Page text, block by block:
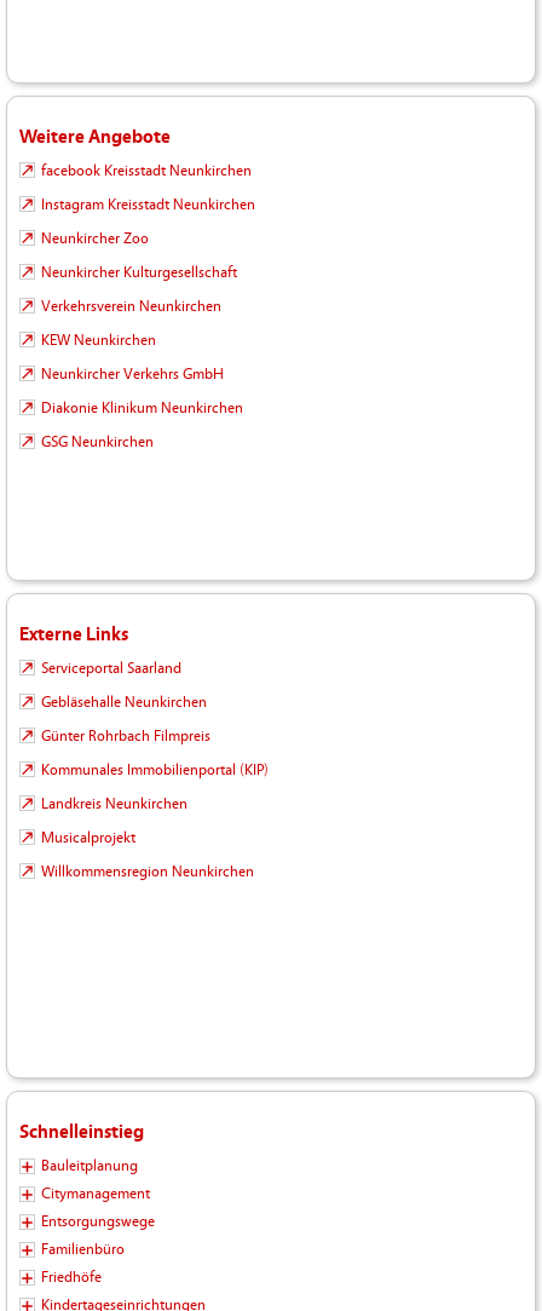
Weitere Angebote
facebook Kreisstadt Neunkirchen
Instagram Kreisstadt Neunkirchen
Neunkircher Zoo
Neunkircher Kulturgesellschaft
Verkehrsverein Neunkirchen
KEW Neunkirchen
Neunkircher Verkehrs GmbH
Diakonie Klinikum Neunkirchen
GSG Neunkirchen
Externe Links
Serviceportal Saarland
Gebläsehalle Neunkirchen
Günter Rohrbach Filmpreis
Kommunales Immobilienportal (KIP)
Landkreis Neunkirchen
Musicalprojekt
Willkommensregion Neunkirchen
Schnelleinstieg
Bauleitplanung
Citymanagement
Entsorgungswege
Familienbüro
Friedhöfe
Kindertageseinrichtungen